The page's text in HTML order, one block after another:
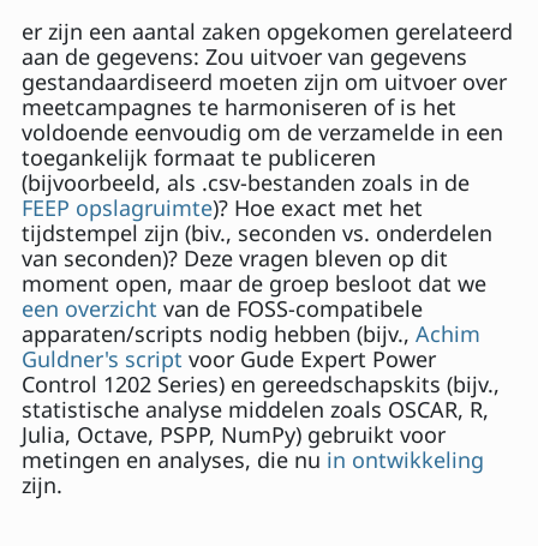
er zijn een aantal zaken opgekomen gerelateerd
aan de gegevens: Zou uitvoer van gegevens
gestandaardiseerd moeten zijn om uitvoer over
meetcampagnes te harmoniseren of is het
voldoende eenvoudig om de verzamelde in een
toegankelijk formaat te publiceren
(bijvoorbeeld, als .csv-bestanden zoals in de
FEEP opslagruimte)? Hoe exact met het
tijdstempel zijn (biv., seconden vs. onderdelen
van seconden)? Deze vragen bleven op dit
moment open, maar de groep besloot dat we
een overzicht van de FOSS-compatibele
apparaten/scripts nodig hebben (bijv., Achim
Guldner's script voor Gude Expert Power
Control 1202 Series) en gereedschapskits (bijv.,
statistische analyse middelen zoals OSCAR, R,
Julia, Octave, PSPP, NumPy) gebruikt voor
metingen en analyses, die nu in ontwikkeling
zijn.